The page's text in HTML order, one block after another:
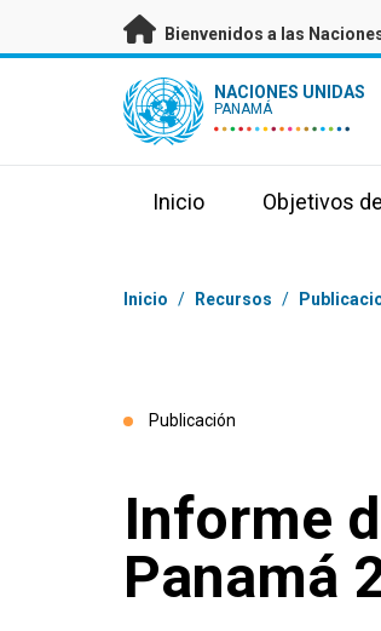
Saltar a contenido principal
Bienvenidos a las
UN Logo NACIONES UNIDAS
PANAMÁ
Inicio Objetivos
Coordenadas dentro de la
Inicio / Recursos /
Publicación
Informe
Panamá